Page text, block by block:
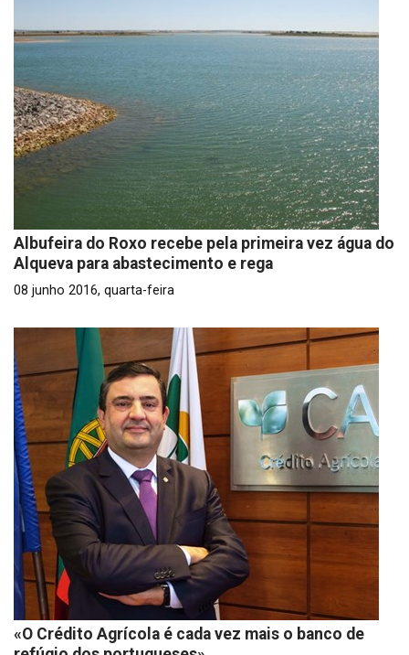
Albufeira do Roxo recebe pela primeira vez água do
Alqueva para abastecimento e rega
08 junho 2016, quarta-feira
«O Crédito Agrícola é cada vez mais o banco de